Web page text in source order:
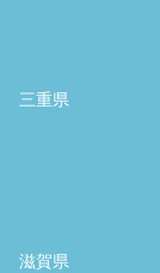
三重県
滋賀県